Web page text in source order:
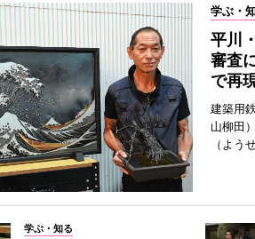
学ぶ・
平川
審査
で再
建築用
山柳田
（よう
学ぶ・知る